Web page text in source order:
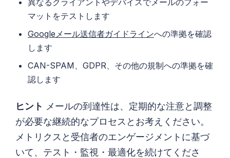
マットをテストします
Googleメール送信者ガイドラインへの準拠を確認
します
CAN-SPAM、GDPR、その他の規制への準拠を確
認します
ヒント メールの到達性は、定期的な注意と調整
が必要な継続的なプロセスとお考えください。
メトリクスと受信者のエンゲージメントに基づ
いて、テスト・監視・最適化を続けてくださ